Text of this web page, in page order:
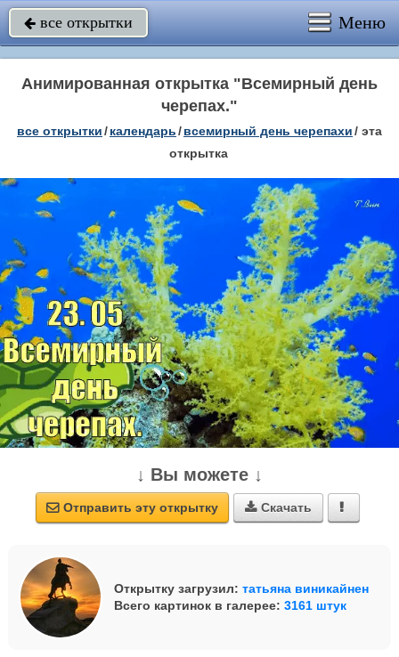
 все открытки Меню
Анимированная открытка "Всемирный день
черепах."
все открытки/календарь/всемирный день черепахи/ эта
открытка
↓ Вы можете ↓
 Отправить эту открытку  Скачать 
Открытку загрузил: татьяна виникайнен
Всего картинок в галерее: 3161 штук